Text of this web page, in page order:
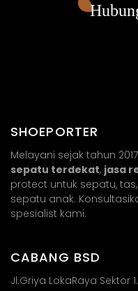
SHOEPORTER
Melayani sejak tahun
sepatu terdekat, jasa
protect untuk sepatu,
sepatu anak.
spesialist kami.
CABANG BSD
Jl.Griya LokaRaya Sektor